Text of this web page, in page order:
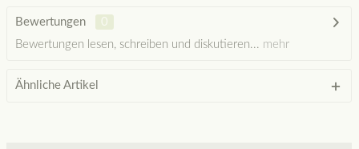
Bewertungen
0
Bewertungen lesen, schreiben und diskutieren... mehr
Ähnliche Artikel